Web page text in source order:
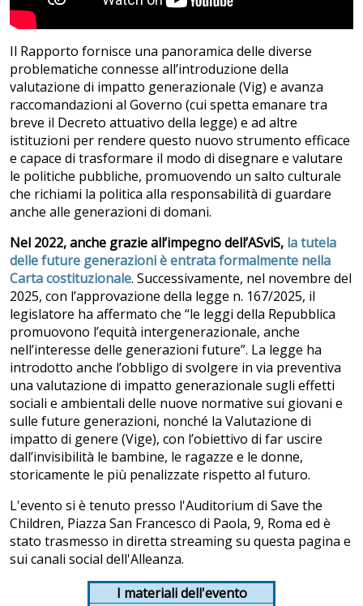
Il Rapporto fornisce una panoramica delle diverse
problematiche connesse all’introduzione della
valutazione di impatto generazionale (Vig) e avanza
raccomandazioni al Governo (cui spetta emanare tra
breve il Decreto attuativo della legge) e ad altre
istituzioni per rendere questo nuovo strumento efficace
e capace di trasformare il modo di disegnare e valutare
le politiche pubbliche, promuovendo un salto culturale
che richiami la politica alla responsabilità di guardare
anche alle generazioni di domani.
Nel 2022, anche grazie all’impegno dell’ASviS, la tutela
delle future generazioni è entrata formalmente nella
Carta costituzionale. Successivamente, nel novembre del
2025, con l’approvazione della legge n. 167/2025, il
legislatore ha affermato che “le leggi della Repubblica
promuovono l’equità intergenerazionale, anche
nell’interesse delle generazioni future”. La legge ha
introdotto anche l’obbligo di svolgere in via preventiva
una valutazione di impatto generazionale sugli effetti
sociali e ambientali delle nuove normative sui giovani e
sulle future generazioni, nonché la Valutazione di
impatto di genere (Vige), con l’obiettivo di far uscire
dall’invisibilità le bambine, le ragazze e le donne,
storicamente le più penalizzate rispetto al futuro.
L'evento si è tenuto presso l'Auditorium di Save the
Children, Piazza San Francesco di Paola, 9, Roma ed è
stato trasmesso in diretta streaming su questa pagina e
sui canali social dell'Alleanza.
I materiali dell'evento